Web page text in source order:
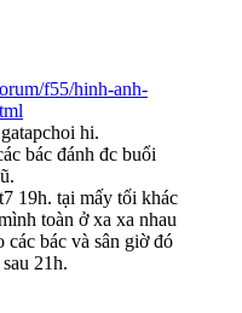
f55/hinh-anh-
hi.
bác đánh đc buổi
19h. tại mấy tối khác
toàn ở xa xa nhau
bác và sân giờ đó
21h.